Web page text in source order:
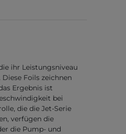
ihr Leistungsniveau
Foils zeichnen
Ergebnis ist
bei
die die Jet-Serie
verfügen die
die Pump- und